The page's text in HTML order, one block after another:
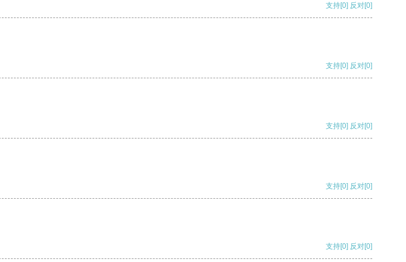
支持[0] 反对[0]
支持[0] 反对[0]
支持[0] 反对[0]
支持[0] 反对[0]
支持[0] 反对[0]